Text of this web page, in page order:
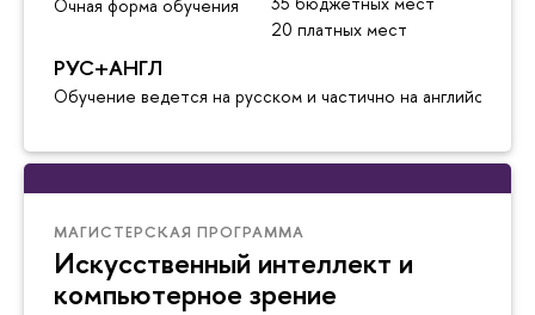
Очная форма обучения
20 платных мест
РУС+АНГЛ
Обучение ведется на русском и частично на английском
МАГИСТЕРСКАЯ ПРОГРАММА
Искусственный интеллект и
компьютерное зрение